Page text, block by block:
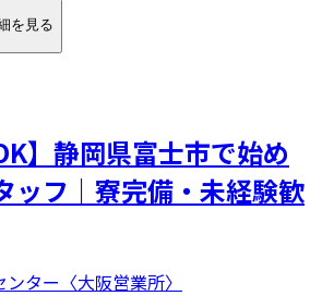
を見る
】静岡県富士市で始め
ッフ｜寮完備・未経験歓
ター〈大阪営業所〉